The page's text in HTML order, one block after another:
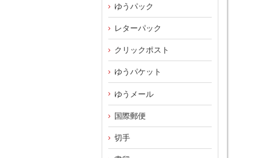
ゆうパック
レターパック
クリックポスト
ゆうパケット
ゆうメール
国際郵便
切手